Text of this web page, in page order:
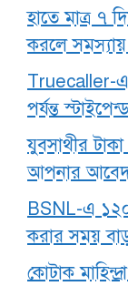
হাতে মাত্র ৭
করলে
Truecaller-এ
পর্যন্ত
যুবসাথীর
আপনার
BSNL-এ
করার সময়
কোটাক